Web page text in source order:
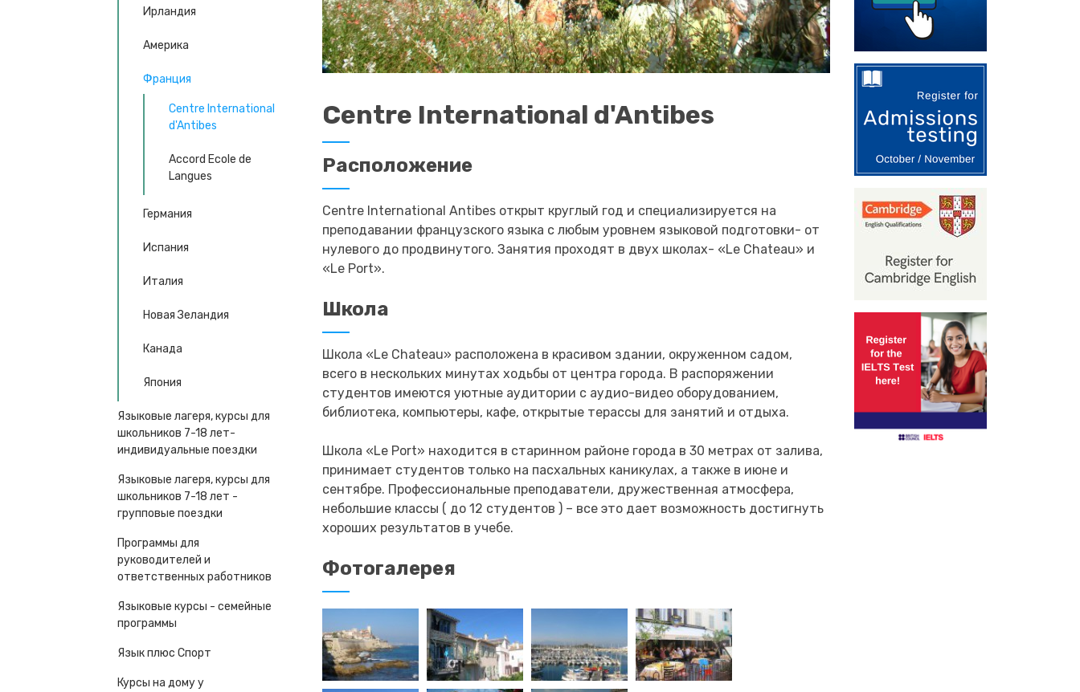
Ирландия
Америка
Франция
Centre International
d'Antibes
Accord Ecole de
Langues
Германия
Испания
Италия
Новая Зеландия
Канада
Япония
Языковые лагеря, курсы для
школьников 7-18 лет-
индивидуальные поездки
Языковые лагеря, курсы для
школьников 7-18 лет -
групповые поездки
Программы для
руководителей и
ответственных работников
Языковые курсы - семейные
программы
Язык плюс Спорт
Курсы на дому у
Centre International d'Antibes
Расположение
Centre International Antibes открыт круглый год и специализируется на
преподавании французского языка с любым уровнем языковой подготовки- от
нулевого до продвинутого. Занятия проходят в двух школах- «Le Chateau» и
«Le Port».
Школа
Школа «Le Chateau» расположена в красивом здании, окруженном садом,
всего в нескольких минутах ходьбы от центра города. В распоряжении
студентов имеются уютные аудитории с аудио-видео оборудованием,
библиотека, компьютеры, кафе, открытые терассы для занятий и отдыха.
Школа «Le Port» находится в старинном районе города в 30 метрах от залива,
принимает студентов только на пасхальных каникулах, а также в июне и
сентябре. Профессиональные преподаватели, дружественная атмосфера,
небольшие классы ( до 12 студентов ) – все это дает возможность достигнуть
хороших результатов в учебе.
Фотогалерея